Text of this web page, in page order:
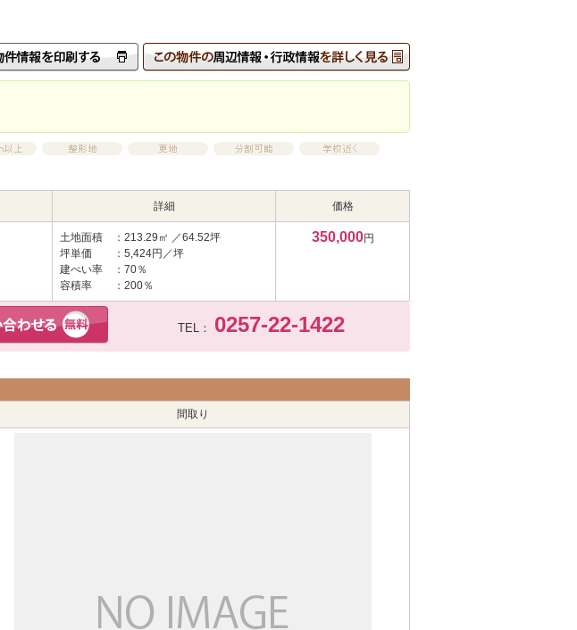
詳細 価格
土地面積
：213.29㎡ ／64.52坪
坪単価
：5,424円／坪
建ぺい率
：70％
容積率
：200％
350,000円
TEL： 0257-22-1422
間取り